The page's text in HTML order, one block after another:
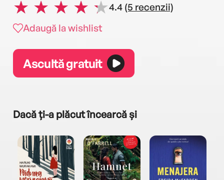
4.4 (5 recenzii)
Adaugă la wishlist
Ascultă gratuit
Dacă ți-a plăcut încearcă și